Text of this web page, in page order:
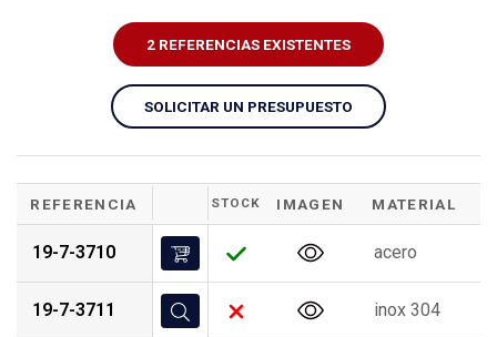
2 REFERENCIAS EXISTENTES
SOLICITAR UN PRESUPUESTO
REFERENCIA STOCK IMAGEN MATERIAL
19-7-3710 acero
19-7-3711 inox 304